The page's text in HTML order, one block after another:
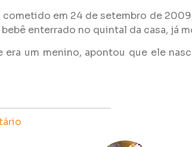
em 24 de setembro de
enterrado no quintal da casa, já
um menino, apontou que ele